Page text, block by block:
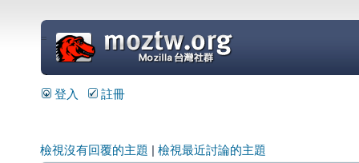
=
登入 註冊
檢視沒有回覆的主題 檢視最近討論的主題